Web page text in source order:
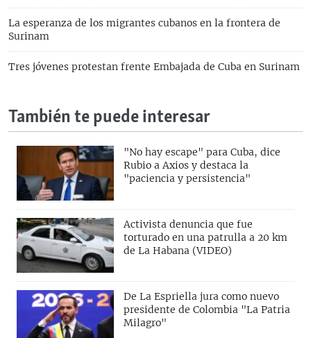
La esperanza de los migrantes cubanos en la frontera de
Surinam
Tres jóvenes protestan frente Embajada de Cuba en Surinam
También te puede interesar
"No hay escape" para Cuba, dice
Rubio a Axios y destaca la
"paciencia y persistencia"
Activista denuncia que fue
torturado en una patrulla a 20 km
de La Habana (VIDEO)
De La Espriella jura como nuevo
presidente de Colombia "La Patria
Milagro"